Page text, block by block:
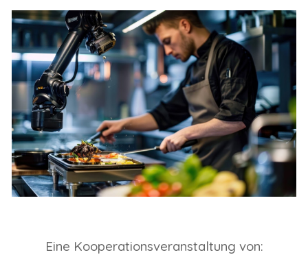
Eine Kooperationsveranstaltung von: